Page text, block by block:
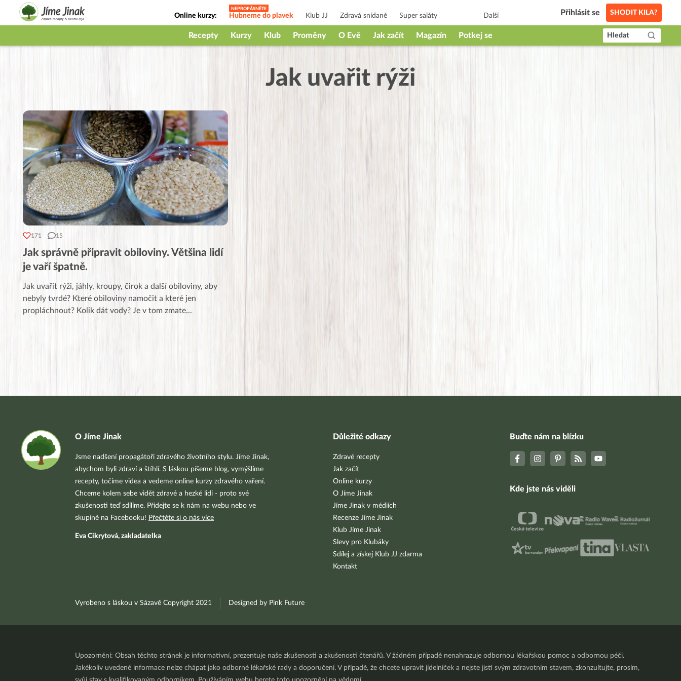
Online kurzy: Hubneme do plavek Klub JJ Zdravá snídaně Super saláty
Jak na babičky
Další Přihlásit se SHODIT KILA?
Recepty Kurzy Klub Proměny O Evě Jak začít Magazín Potkej se Hledat
Jak uvařit rýži
171 15
Jak správně připravit obiloviny. Většina lidí
je vaří špatně.
Jak uvařit rýži, jáhly, kroupy, čirok a další obiloviny, aby
nebyly tvrdé? Které obiloviny namočit a které jen
propláchnout? Kolik dát vody? Je v tom zmate...
O Jíme Jinak
Jsme nadšení propagátoři zdravého životního stylu. Jíme Jinak,
abychom byli zdraví a štíhlí. S láskou píšeme blog, vymýšlíme
recepty, točíme videa a vedeme online kurzy zdravého vaření.
Chceme kolem sebe vidět zdravé a hezké lidi - proto své
zkušenosti teď sdílíme. Přidejte se k nám na webu nebo ve
skupině na Facebooku! Přečtěte si o nás více
Eva Cikrytová, zakladatelka
Důležité odkazy
Zdravé recepty
Jak začít
Online kurzy
O Jíme Jinak
Jíme Jinak v médiích
Recenze Jíme Jinak
Klub Jíme Jinak
Slevy pro Klubáky
Sdílej a získej Klub JJ zdarma
Kontakt
Buďte nám na blízku
Kde jste nás viděli
Vyrobeno s láskou v Sázavě Copyright 2021 Designed by Pink Future
Upozornění: Obsah těchto stránek je informativní, prezentuje naše zkušenosti a zkušenosti čtenářů. V žádném případě nenahrazuje odbornou lékařskou pomoc a odbornou péči.
Jakékoliv uvedené informace nelze chápat jako odborné lékařské rady a doporučení. V případě, že chcete upravit jídelníček a nejste jistí svým zdravotním stavem, zkonzultujte, prosím,